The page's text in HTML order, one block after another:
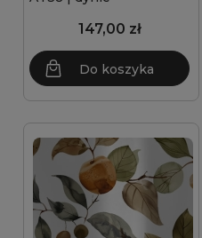
147,00 zł
Do koszyka